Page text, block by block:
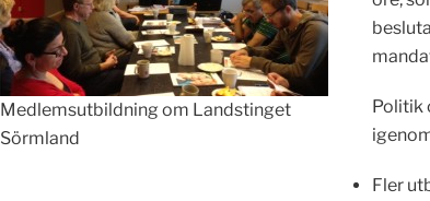
Medlemsutbildning om Landstinget
Sörmland
Politik
Fler